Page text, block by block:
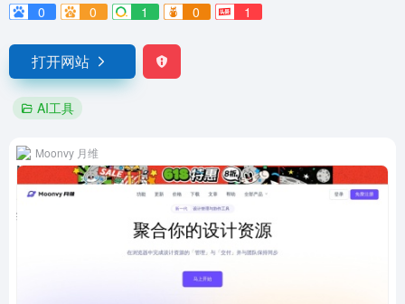
0
0 1 0 1
打开网站
AI工具
Moonvy 月维